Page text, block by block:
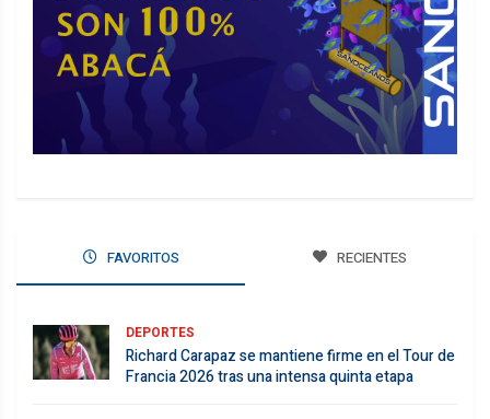
FAVORITOS RECIENTES
DEPORTES
Richard Carapaz se mantiene firme en el Tour de
Francia 2026 tras una intensa quinta etapa